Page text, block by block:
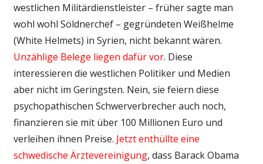
westlichen Militärdienstleister – früher sagte man
wohl wohl Söldnerchef – gegründeten Weißhelme
(White Helmets) in Syrien, nicht bekannt wären.
Unzählige Belege liegen dafür vor. Diese
interessieren die westlichen Politiker und Medien
aber nicht im Geringsten. Nein, sie feiern diese
psychopathischen Schwerverbrecher auch noch,
finanzieren sie mit über 100 Millionen Euro und
verleihen ihnen Preise. Jetzt enthüllte eine
schwedische Ärztevereinigung, dass Barack Obama